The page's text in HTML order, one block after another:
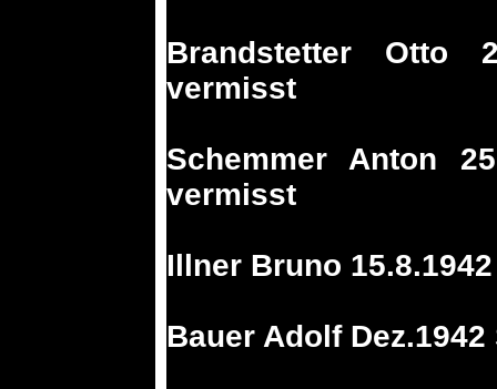
Brandstetter Otto
vermisst
Schemmer Anton
vermisst
Illner Bruno
Bauer Adolf